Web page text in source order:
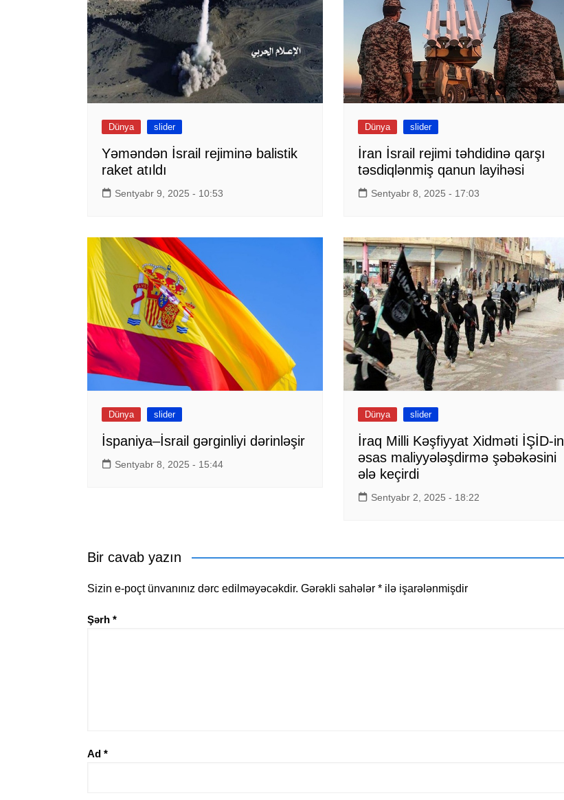
Dünya slider
Yəməndən İsrail rejiminə balistik
raket atıldı
Sentyabr 9, 2025 - 10:53
Dünya slider
İran İsrail rejimi təhdidinə qarşı
təsdiqlənmiş qanun layihəsi
Sentyabr 8, 2025 - 17:03
Dünya slider
İspaniya–İsrail gərginliyi dərinləşir
Sentyabr 8, 2025 - 15:44
Dünya slider
İraq Milli Kəşfiyyat Xidməti İŞİD-in
əsas maliyyələşdirmə şəbəkəsini
ələ keçirdi
Sentyabr 2, 2025 - 18:22
Bir cavab yazın
Sizin e-poçt ünvanınız dərc edilməyəcəkdir. Gərəkli sahələr * ilə işarələnmişdir
Şərh *
Ad *